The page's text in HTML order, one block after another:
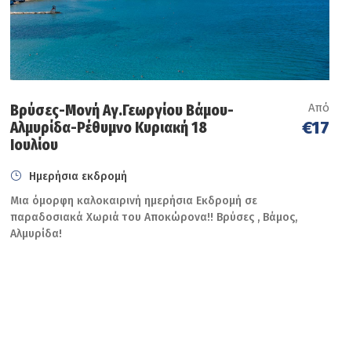
Βρύσες-Μονή Αγ.Γεωργίου Βάμου-
Αλμυρίδα-Ρέθυμνο Κυριακή 18
Ιουλίου
Από
€17
Ημερήσια εκδρομή
Μια όμορφη καλοκαιρινή ημερήσια Εκδρομή σε
παραδοσιακά Χωριά του Αποκώρονα!! Βρύσες , Βάμος,
Αλμυρίδα!